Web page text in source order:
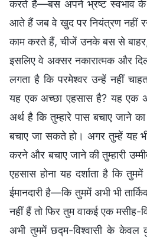
करते हैं—बस अपने भ्रष्ट स्वभाव
आते हैं जब वे खुद पर नियंत्रण नहीं
काम करते हैं, चीजें उनके बस से
इसलिए वे अक्सर नकारात्मक और
लगता है कि परमेश्वर उन्हें नहीं
यह एक अच्छा एहसास है? यह एक
अर्थ है कि तुम्हारे पास बचाए जाने
बचाए जा सकते हो। अगर तुम्हें यह
करने और बचाए जाने की तुम्हारी
एहसास होना यह दर्शाता है कि
ईमानदारी है—कि तुममें अभी भी
नहीं हैं तो फिर तुम वाकई एक मसीह-
अभी तुममें छद्म-विश्वासी के केवल